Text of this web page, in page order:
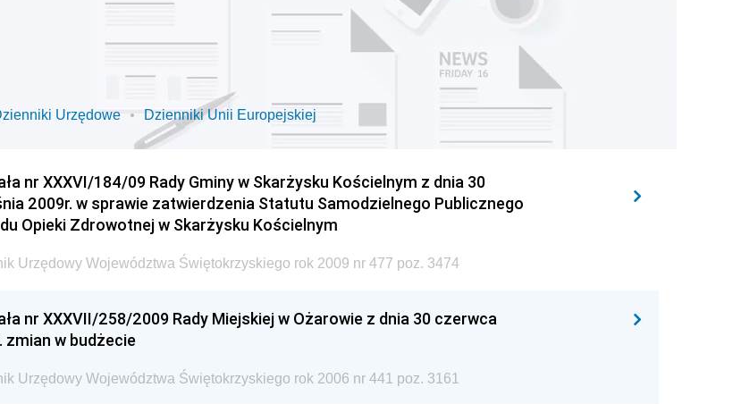
Urzędowe Dzienniki Unii Europejskiej
nr XXXVI/184/09 Rady Gminy w Skarżysku Kościelnym z dnia 30
2009r. w sprawie zatwierdzenia Statutu Samodzielnego Publicznego
Opieki Zdrowotnej w Skarżysku Kościelnym
Urzędowy Województwa Świętokrzyskiego rok 2009 nr 477 poz. 3474
nr XXXVII/258/2009 Rady Miejskiej w Ożarowie z dnia 30 czerwca
zmian w budżecie
Urzędowy Województwa Świętokrzyskiego rok 2006 nr 441 poz. 3161